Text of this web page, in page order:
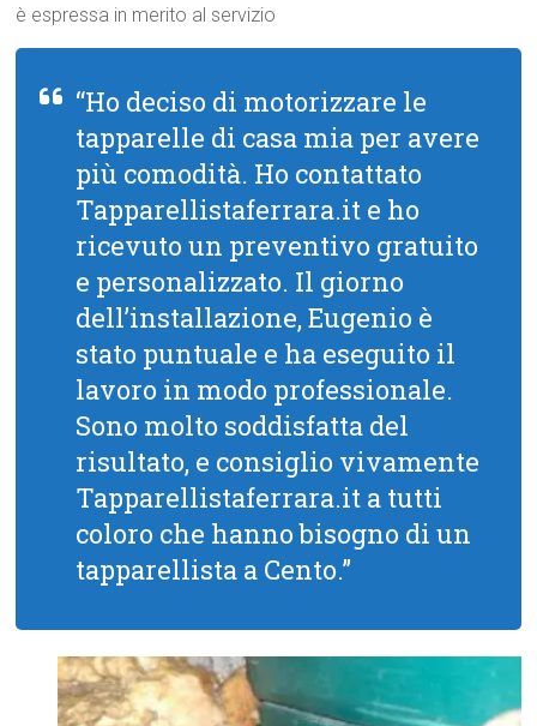
è espressa in merito al servizio
“Ho deciso di motorizzare le
tapparelle di casa mia per avere
più comodità. Ho contattato
Tapparellistaferrara.it e ho
ricevuto un preventivo gratuito
e personalizzato. Il giorno
dell’installazione, Eugenio è
stato puntuale e ha eseguito il
lavoro in modo professionale.
Sono molto soddisfatta del
risultato, e consiglio vivamente
Tapparellistaferrara.it a tutti
coloro che hanno bisogno di un
tapparellista a Cento.”